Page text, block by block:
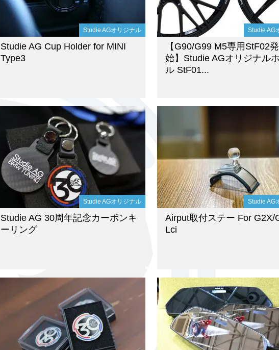
Studie AGオリジナル
Studie AG Cup Holder for MINI
Type3
Studie AG
【G90/G99 M5専用StF02
始】Studie AGオリジナル
ル StF01...
Studie AGオリジナル
Studie AG 30周年記念カーボンキ
ーリング
Studie AG
Airput取付ステー For G2X/
Lci